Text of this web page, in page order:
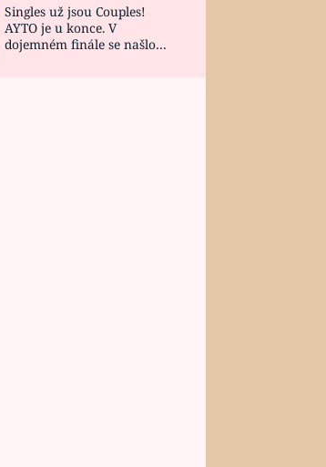
Singles už jsou Couples!
AYTO je u konce. V
dojemném finále se našlo